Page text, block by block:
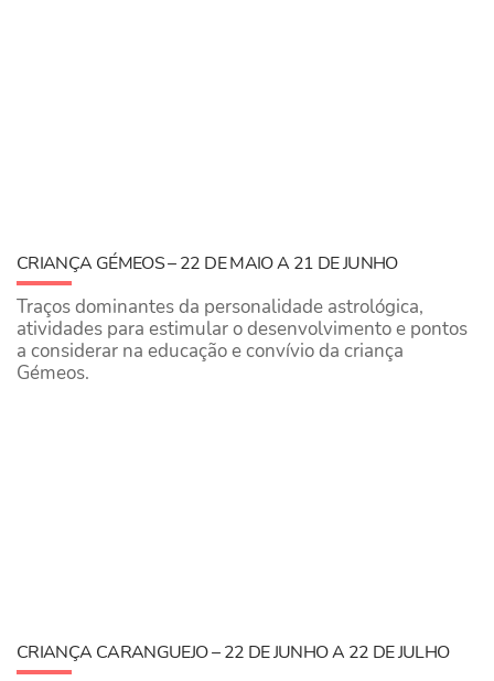
CRIANÇA GÉMEOS – 22 DE MAIO A 21 DE JUNHO
Traços dominantes da personalidade astrológica,
atividades para estimular o desenvolvimento e pontos
a considerar na educação e convívio da criança
Gémeos.
CRIANÇA CARANGUEJO – 22 DE JUNHO A 22 DE JULHO